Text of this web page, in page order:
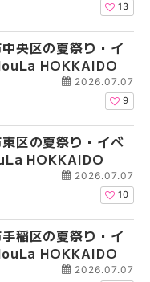
13
央区の夏祭り・イ
HOKKAIDO
2026.07.07
9
区の夏祭り・イベ
HOKKAIDO
2026.07.07
10
稲区の夏祭り・イ
HOKKAIDO
2026.07.07
2026年夏 札幌市清田
ベントまとめ |
2026年夏 札幌市手稲
ベントまとめ |
2026年夏 札幌市南区
ントまとめ | MouLa
2026年夏 札幌市手稲
ベントまとめ |
2026年夏 札幌市豊平
ベントまとめ |
2026年夏 札幌市東区
ントまとめ | MouLa